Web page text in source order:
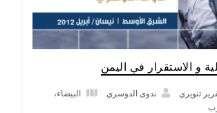
و الاستقرار في اليمن
تنويري ندوى الدوسري البيضاء،